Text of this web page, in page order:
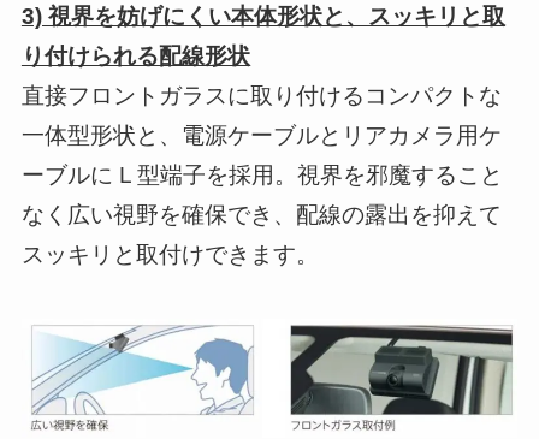
3) 視界を妨げにくい本体形状と、スッキリと取
り付けられる配線形状
直接フロントガラスに取り付けるコンパクトな
一体型形状と、電源ケーブルとリアカメラ用ケ
ーブルに L 型端子を採用。視界を邪魔すること
なく広い視野を確保でき、配線の露出を抑えて
スッキリと取付けできます。